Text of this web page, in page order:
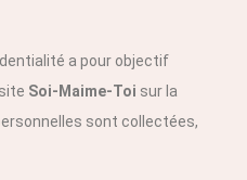
a pour objectif
Soi-Maime-Toi sur la
sont collectées,